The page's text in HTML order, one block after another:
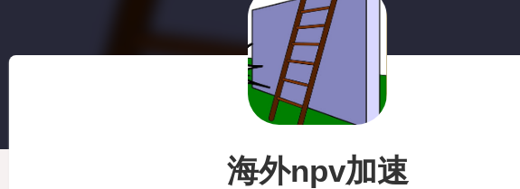
海外npv加速